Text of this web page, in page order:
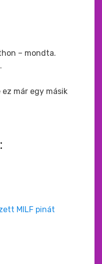
– mondta.
már egy másik
MILF pinát